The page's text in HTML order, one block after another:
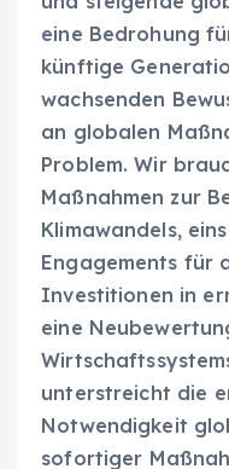
eine Bedrohung
künftige
wachsenden
an globalen
Problem. Wir
Maßnahmen zur
Klimawandels,
Engagements für
Investitionen in
eine
unterstreicht die
Notwendigkeit
sofortiger